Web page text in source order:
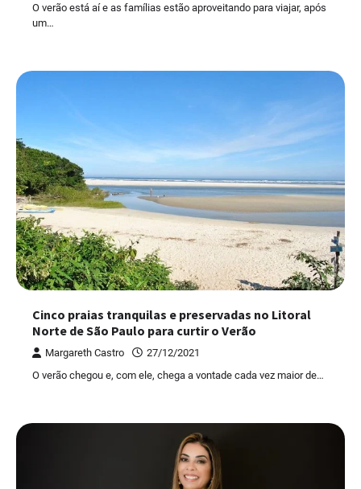
O verão está aí e as famílias estão aproveitando para viajar, após
um…
Cinco praias tranquilas e preservadas no Litoral
Norte de São Paulo para curtir o Verão
Margareth Castro
27/12/2021
O verão chegou e, com ele, chega a vontade cada vez maior de…